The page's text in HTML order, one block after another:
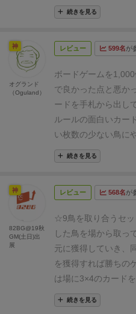
ら、以下の順にアク
す2.カードを手札に
の鳥カードを選んで
を手札に加える
追
に置かれている場合
取って手札に加える
かいなくなったら、
に加える 同じ種類の
になるまで続ける
ぶ3.コレクションに
上の数字の小さい数
る)ができていた場合
ョンに加えることが
枚、大きい数字の場
残りを捨札にする 4.
た場合、ラウンド終
すべて捨て札にし、
なくなったプレイヤ
続きを見る
レビュー 599名が
ボードゲームを
で良かった点と悪か
ードを手札から出し
ルールの面白いカー
い枚数の少ない鳥に
ードの状況も見える
いけれど、他の人に
詰まり感が出てしま
▶2pt.≪★★≫
おす
▶2pt.≪★★≫子ど
▶2pt.≪★★≫
簡単
ちらをご覧ください！
続きを見る
神
オグランド
（Oguland）
レビュー 568名が
☆9鳥を取り合うセ
した鳥を場から取っ
元に獲得していき、
を獲得すれば勝ちの
は場に3×4のカード
枚配られます。あと
本的な手順は
続きを見る
神
82BG@19秋
GM(土日)出
展